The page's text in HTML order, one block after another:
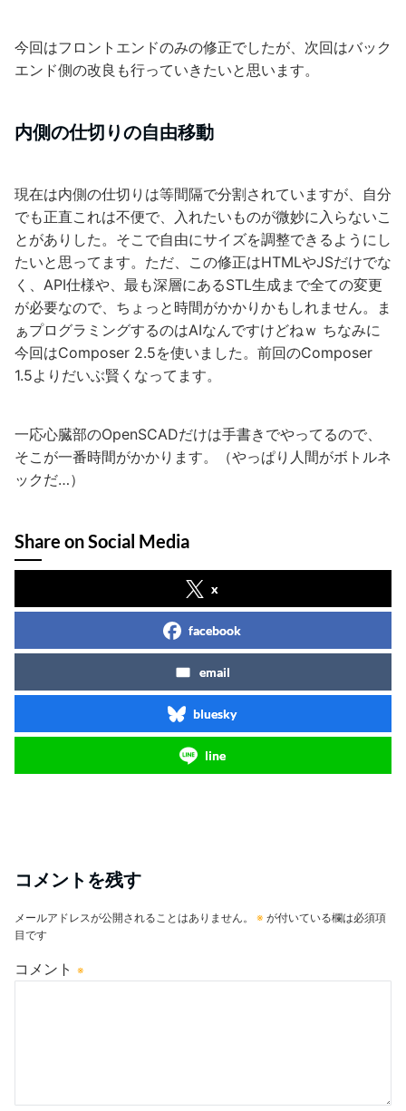
今回はフロントエンドのみの修正でしたが、次回はバック
エンド側の改良も行っていきたいと思います。
内側の仕切りの自由移動
現在は内側の仕切りは等間隔で分割されていますが、自分
でも正直これは不便で、入れたいものが微妙に入らないこ
とがありした。そこで自由にサイズを調整できるようにし
たいと思ってます。ただ、この修正はHTMLやJSだけでな
く、API仕様や、最も深層にあるSTL生成まで全ての変更
が必要なので、ちょっと時間がかかりかもしれません。ま
ぁプログラミングするのはAIなんですけどねｗ ちなみに
今回はComposer 2.5を使いました。前回のComposer
1.5よりだいぶ賢くなってます。
一応心臓部のOpenSCADだけは手書きでやってるので、
そこが一番時間がかかります。（やっぱり人間がボトルネ
ックだ…）
Share on Social Media
x
facebook
email
bluesky
line
コメントを残す
メールアドレスが公開されることはありません。 ※ が付いている欄は必須項
目です
コメント ※